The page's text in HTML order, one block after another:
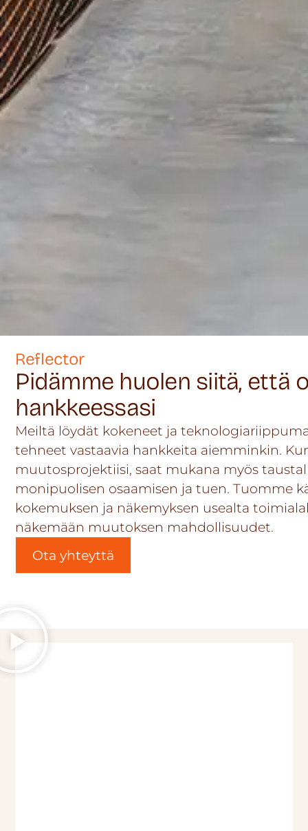
Reflector
Pidämme huolen siitä, että
hankkeessasi
Meiltä löydät kokeneet ja
tehneet vastaavia hankkeita aiemminkin.
muutosprojektiisi, saat mukana myös
monipuolisen osaamisen ja tuen. Tuomme
kokemuksen ja näkemyksen usealta
näkemään muutoksen mahdollisuudet.
Ota yhteyttä